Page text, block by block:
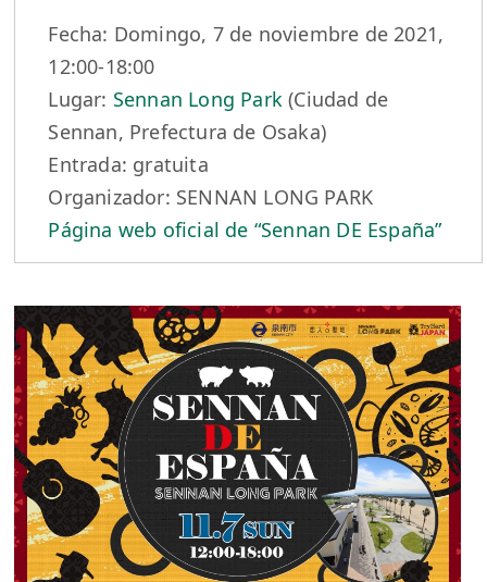
Fecha: Domingo, 7 de noviembre de 2021,
12:00-18:00
Lugar: Sennan Long Park (Ciudad de
Sennan, Prefectura de Osaka)
Entrada: gratuita
Organizador: SENNAN LONG PARK
Página web oficial de “Sennan DE España”